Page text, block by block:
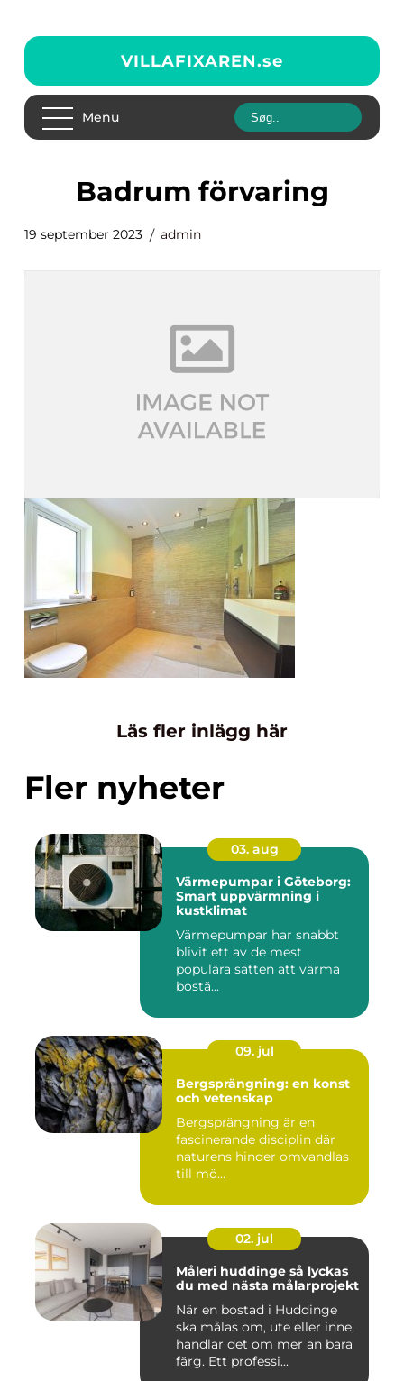
VILLAFIXAREN.se
Menu
badrum förvaring
19 september 2023 admin
Läs fler inlägg här
Fler nyheter
03. aug
Värmepumpar i Göteborg:
Smart uppvärmning i
kustklimat
Värmepumpar har snabbt
blivit ett av de mest
populära sätten att värma
bostä...
09. jul
Bergsprängning: en konst
och vetenskap
Bergsprängning är en
fascinerande disciplin där
naturens hinder omvandlas
till mö...
02. jul
Måleri huddinge så lyckas
du med nästa målarprojekt
När en bostad i Huddinge
ska målas om, ute eller inne,
handlar det om mer än bara
färg. Ett professi...